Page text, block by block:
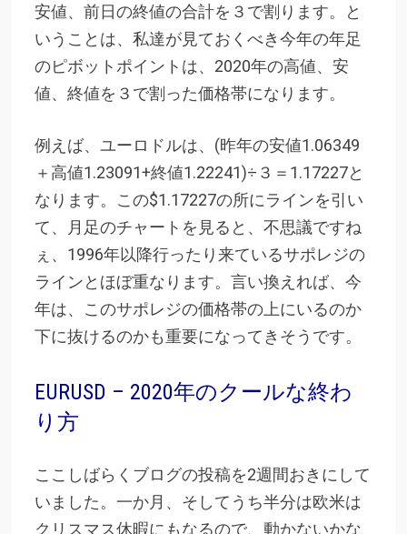
安値、前日の終値の合計を３で割ります。と
いうことは、私達が見ておくべき今年の年足
のピボットポイントは、2020年の高値、安
値、終値を３で割った価格帯になります。
例えば、ユーロドルは、(昨年の安値1.06349
＋高値1.23091+終値1.22241)÷３＝1.17227と
なります。この$1.17227の所にラインを引い
て、月足のチャートを見ると、不思議ですね
ぇ、1996年以降行ったり来ているサポレジの
ラインとほぼ重なります。言い換えれば、今
年は、このサポレジの価格帯の上にいるのか
下に抜けるのかも重要になってきそうです。
EURUSD – 2020年のクールな終わ
り方
ここしばらくブログの投稿を2週間おきにして
いました。一か月、そしてうち半分は欧米は
クリスマス休暇にもなるので、動かないかな